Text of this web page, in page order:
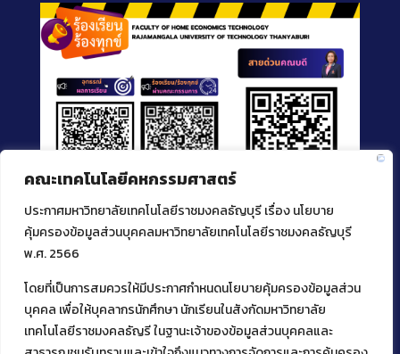
คณะเทคโนโลยีคหกรรมศาสตร์
ประกาศมหาวิทยาลัยเทคโนโลยีราชมงคลธัญบุรี เรื่อง นโยบาย
คุ้มครองข้อมูลส่วนบุคคลมหาวิทยาลัยเทคโนโลยีราชมงคลธัญบุรี
พ.ศ. 2566
โดยที่เป็นการสมควรให้มีประกาศกำหนดนโยบายคุ้มครองข้อมูลส่วน
บุคคล เพื่อให้บุคลากรนักศึกษา นักเรียนในสังกัดมหาวิทยาลัย
เทคโนโลยีราชมงคลธัญรี ในฐานะเจ้าของข้อมูลส่วนบุคคลและ
ติดต่อคณะเทคโนโลยีคหกรรมศาสตร์
39 หมู่ 1